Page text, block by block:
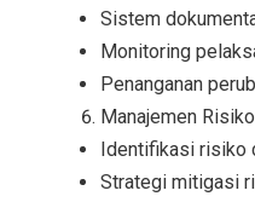
Sistem
Monitoring
Penanganan
Manajemen
Identifikasi risiko
Strategi mitigasi